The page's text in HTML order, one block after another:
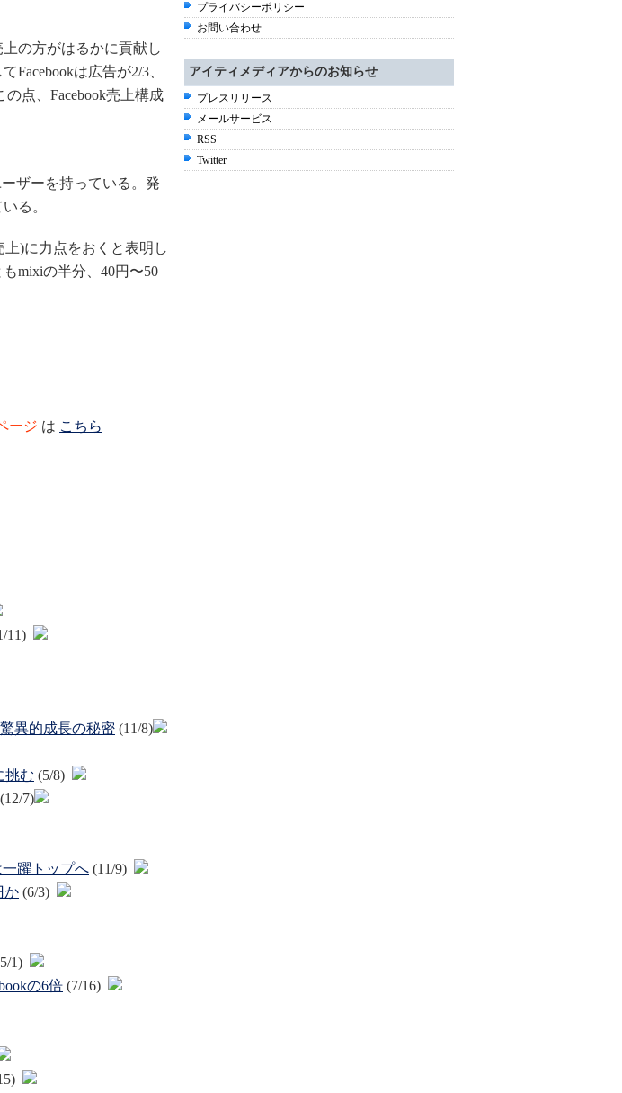
の方がはるかに貢献し
は広告が2/3、
点、Facebook売上構成
ザーを持っている。発
る。
上)に力点をおくと表明し
mixiの半分、40円〜50
ージ は こちら
11)
異的成長の秘密 (11/8)
挑む (5/8)
(12/7)
一躍トップへ (11/9)
か (6/3)
1)
の6倍 (7/16)
プライバシーポリシー
お問い合わせ
アイティメディアからのお知らせ
プレスリリース
メールサービス
RSS
Twitter